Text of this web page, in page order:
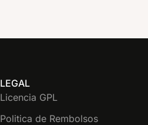
LEGAL
Licencia GPL
Politica de Rembolsos